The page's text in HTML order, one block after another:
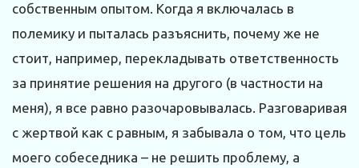
собственным опытом. Когда я включалась в
полемику и пыталась разъяснить, почему же не
стоит, например, перекладывать ответственность
за принятие решения на другого (в частности на
меня), я все равно разочаровывалась. Разговаривая
с жертвой как с равным, я забывала о том, что цель
моего собеседника – не решить проблему, а